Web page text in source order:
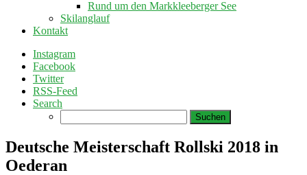
Rund um den Markkleeberger See
Skilanglauf
Kontakt
Instagram
Facebook
Twitter
RSS-Feed
Search
nach:
Deutsche Meisterschaft Rollski 2018 in
Oederan